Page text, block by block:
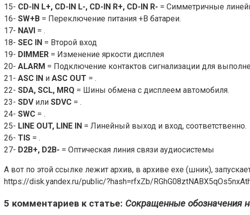
15- CD-IN L+, CD-IN L-, CD-IN R+, CD-IN R- = Симметричные
16- SW+B = Переключение питания +B батареи.
17- NAVI = .
18- SEC IN = Второй вход
19- DIMMER = Изменение яркости дисплея
20- ALARM = Подключение контактов сигнализации для
21- ASC IN и ASC OUT = .
22- SDA, SCL, MRQ = Шины обмена с дисплеем автомобиля.
23- SDVили SDVC = .
24- SWC = .
25- LINE OUT, LINE IN = Линейный выход и вход, соответственно.
26- TIS = .
27- D2B+, D2B- = Оптическая линия связи аудиосистемы
А вот по этой ссылке лежит архив, в архиве ехе (шник),
https://disk.yandex.ru/public/?hash=rfxZb/
5 комментариев к статье: Сокращенные обозначения